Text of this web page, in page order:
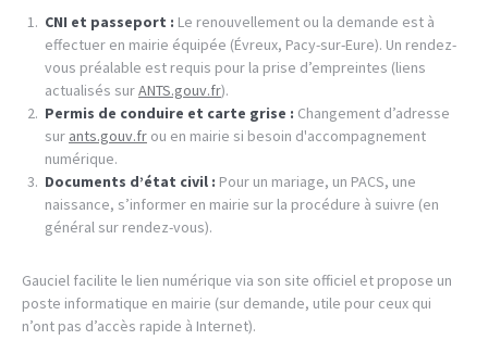
CNI et passeport : Le renouvellement ou la demande est à
effectuer en mairie équipée (Évreux, Pacy-sur-Eure). Un rendez-
vous préalable est requis pour la prise d’empreintes (liens
actualisés surANTS.gouv.fr).
Permis de conduire et carte grise : Changement d’adresse
sur ants.gouv.fr ou en mairie si besoin d'accompagnement
numérique.
Documents d’état civil : Pour un mariage, un PACS, une
naissance, s’informer en mairie sur la procédure à suivre (en
général sur rendez-vous).
Gauciel facilite le lien numérique via son site officiel et propose un
poste informatique en mairie (sur demande, utile pour ceux qui
n’ont pas d’accès rapide à Internet).